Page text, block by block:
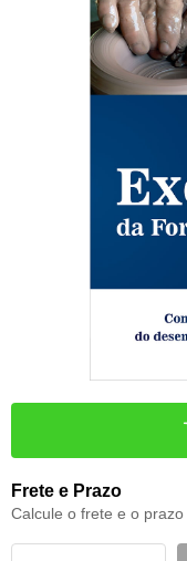
Frete e Prazo
Calcule o frete e o